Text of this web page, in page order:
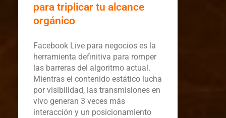
para triplicar tu alcance
orgánico
Facebook Live para negocios es la
herramienta definitiva para romper
las barreras del algoritmo actual.
Mientras el contenido estático lucha
por visibilidad, las transmisiones en
vivo generan 3 veces más
interacción y un posicionamiento